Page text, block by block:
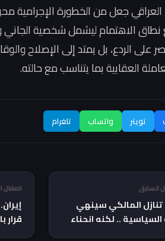
جعل من الخطورة الإجرامية
نطاق الاهتمام ليشمل شخصية
على الردع، بل يمتد إلى الإصلاح
العقابية بما يتناسب مع حالته.
تويتر واتساب تلغرام
السابق
تنازل المالكي سينهي
السياسية .. لكنه انحناء
المقال
قرار